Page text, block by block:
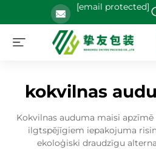
[email protected]
kokvilnas
Kokvilnas auduma maisi
ilgtspējīgiem iepakojuma
ekoloģiski draudzīgu